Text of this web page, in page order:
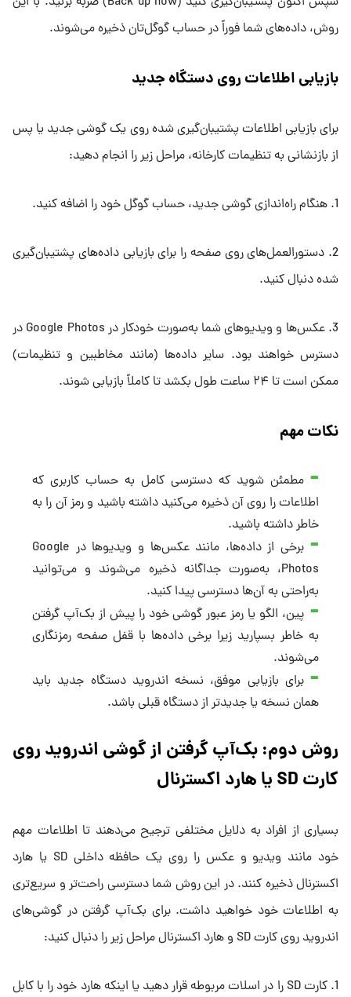
روش، داده‌های شما فوراً در حساب گوگل‌تان ذخیره می‌شوند.
بازیابی اطلاعات روی دستگاه جدید
برای بازیابی اطلاعات پشتیبان‌گیری شده روی یک گوشی جدید یا پس
از بازنشانی به تنظیمات کارخانه، مراحل زیر را انجام دهید:
1. هنگام راه‌اندازی گوشی جدید، حساب گوگل خود را اضافه کنید.
2. دستورالعمل‌های روی صفحه را برای بازیابی داده‌های پشتیبان‌گیری
شده دنبال کنید.
3. عکس‌ها و ویدیوهای شما به‌صورت خودکار در Google Photos در
دسترس خواهند بود. سایر داده‌ها (مانند مخاطبین و تنظیمات)
ممکن است تا ۲۴ ساعت طول بکشد تا کاملاً بازیابی شوند.
نکات مهم
مطمئن شوید که دسترسی کامل به حساب کاربری که
اطلاعات را روی آن ذخیره می‌کنید داشته باشید و رمز آن را به
خاطر داشته باشید.
برخی از داده‌ها، مانند عکس‌ها و ویدیوها در Google
Photos، به‌صورت جداگانه ذخیره می‌شوند و می‌توانید
به‌راحتی به آن‌ها دسترسی پیدا کنید.
پین، الگو یا رمز عبور گوشی خود را پیش از بک‌آپ گرفتن
به خاطر بسپارید زیرا برخی داده‌ها با قفل صفحه رمزنگاری
می‌شوند.
برای بازیابی موفق، نسخه اندروید دستگاه جدید باید
همان نسخه یا جدیدتر از دستگاه قبلی باشد.
روش دوم: بک‌آپ گرفتن از گوشی اندروید روی
کارت SD یا هارد اکسترنال
بسیاری از افراد به دلایل مختلفی ترجیح می‌دهند تا اطلاعات مهم
خود مانند ویدیو و عکس را روی یک حافظه داخلی SD یا هارد
اکسترنال ذخیره کنند. در این روش شما دسترسی راحت‌تر و سریع‌تری
به اطلاعات خود خواهید داشت. برای بک‌آپ گرفتن در گوشی‌های
اندروید روی کارت SD و هارد اکسترنال مراحل زیر را دنبال کنید:
1. کارت SD را در اسلات مربوطه قرار دهید یا اینکه هارد خود را با کابل